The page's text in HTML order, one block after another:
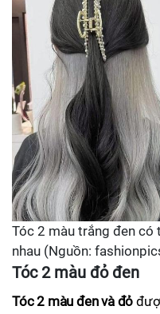
Tóc 2 màu trắng đen có
nhau (Nguồn:
Tóc 2 màu đỏ đen
Tóc 2 màu đen và đỏ